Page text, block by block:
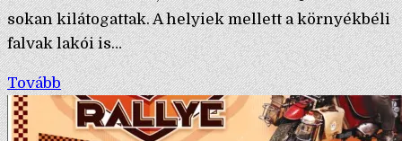
sokan kilátogattak. A helyiek mellett a környékbéli
falvak lakói is…
Tovább